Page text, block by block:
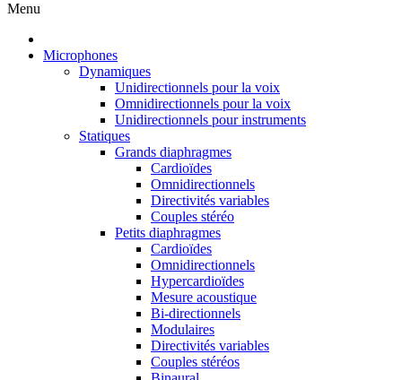
Menu
Microphones
Dynamiques
Unidirectionnels pour la voix
Omnidirectionnels pour la voix
Unidirectionnels pour instruments
Statiques
Grands diaphragmes
Cardioïdes
Omnidirectionnels
Directivités variables
Couples stéréo
Petits diaphragmes
Cardioïdes
Omnidirectionnels
Hypercardioïdes
Mesure acoustique
Bi-directionnels
Modulaires
Directivités variables
Couples stéréos